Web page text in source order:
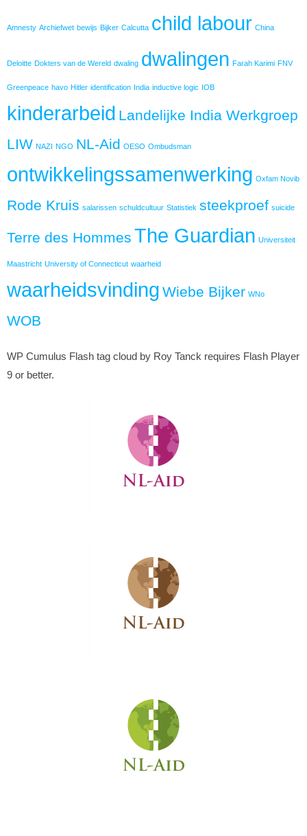
Amnesty Archiefwet bewijs Bijker Calcutta child labour China
Deloitte Dokters van de Wereld dwaling dwalingen Farah Karimi FNV
Greenpeace havo Hitler identification India inductive logic IOB
kinderarbeid Landelijke India Werkgroep
LIW NAZI NGO NL-Aid OESO Ombudsman
ontwikkelingssamenwerking Oxfam Novib
Rode Kruis salarissen schuldcultuur Statistiek steekproef suicide
Terre des Hommes The Guardian Universiteit
Maastricht University of Connecticut waarheid
waarheidsvinding Wiebe Bijker WNo
WOB
WP Cumulus Flash tag cloud by Roy Tanck requires Flash Player
9 or better.